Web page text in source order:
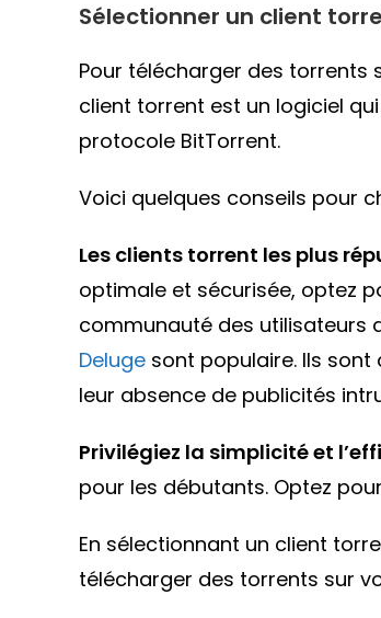
Sélectionner un client
Pour télécharger des torrents
client torrent est un logiciel
protocole BitTorrent.
Voici quelques conseils pour
Les clients torrent les plus
optimale et sécurisée, optez
communauté des utilisateurs
Deluge sont populaire. Ils
leur absence de publicités
Privilégiez la simplicité et
pour les débutants. Optez
En sélectionnant un client
télécharger des torrents sur